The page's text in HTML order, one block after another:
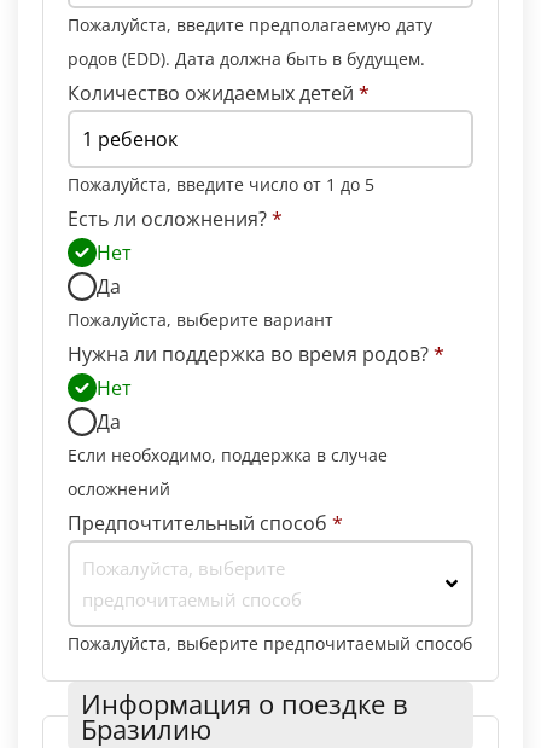
Пожалуйста, введите предполагаемую дату
родов (EDD). Дата должна быть в будущем.
Количество ожидаемых детей *
Пожалуйста, введите число от 1 до 5
Есть ли осложнения?*
Нет
Да
Пожалуйста, выберите вариант
Нужна ли поддержка во время родов?*
Нет
Да
Если необходимо, поддержка в случае
осложнений
Предпочтительный способ *
Пожалуйста, выберите
предпочитаемый способ
Пожалуйста, выберите предпочитаемый способ
Информация о поездке в
Бразилию